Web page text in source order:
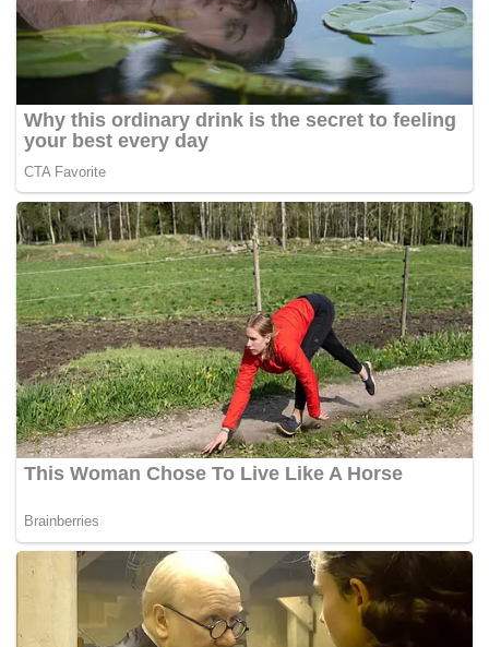
Janice mengakhiri tur WTA musim lalu dengan menyabet gelar
tunggal dan ganda bersama kompatriotnya Aldila Sutjiadi dalam
WTA 250 Chennai Open di India pada November.
Pada SEA Games 2025 Thailand, Janice mempersembahkan
medali emas untuk Indonesia pada nomor ganda putri bersama
Aldila, dan medali perunggu pada nomor tunggal putri.
Bersama Aldila, Priska Nugroho, Anjali Junarto, dan Meydiana
Reinnamah, Janice juga sukses menyumbangkan medali emas
untuk Merah Putih pada nomor beregu putri.(*)